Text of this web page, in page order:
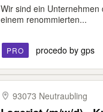
Wir sind ein
einem renommierten...
PRO procedo by gps
93073 Neutraubling